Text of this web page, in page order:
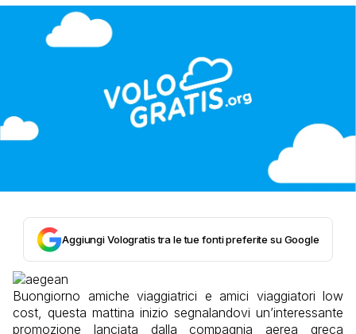
Aggiungi Vologratis tra le tue fonti preferite su Google
Buongiorno amiche viaggiatrici e amici viaggiatori low
cost, questa mattina inizio segnalandovi un’interessante
promozione lanciata dalla compagnia aerea greca